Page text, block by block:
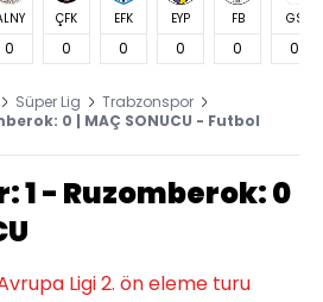
0
ÇFK
0
EFK
0
EYP
0
FB
0
GS
0
Süper Lig
Trabzonspor
0 | MAÇ SONUCU - Futbol
1 - Ruzomberok: 0
Ligi 2. ön eleme turu